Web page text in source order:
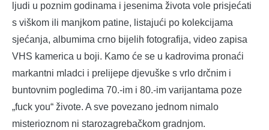
ljudi u poznim godinama i jesenima života vole prisjećati
s viškom ili manjkom patine, listajući po kolekcijama
sjećanja, albumima crno bijelih fotografija, video zapisa
VHS kamerica u boji. Kamo će se u kadrovima pronaći
markantni mladci i prelijepe djevuške s vrlo drčnim i
buntovnim pogledima 70.-im i 80.-im varijantama poze
„fuck you“ živote. A sve povezano jednom nimalo
misterioznom ni starozagrebačkom gradnjom.